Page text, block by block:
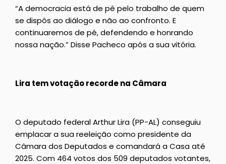
“A democracia está de pé pelo trabalho de quem
se dispôs ao diálogo e não ao confronto. E
continuaremos de pé, defendendo e honrando
nossa nação.” Disse Pacheco após a sua vitória.
Lira tem votação recorde na Câmara
O deputado federal Arthur Lira (PP-AL) conseguiu
emplacar a sua reeleição como presidente da
Câmara dos Deputados e comandará a Casa até
2025. Com 464 votos dos 509 deputados votantes,